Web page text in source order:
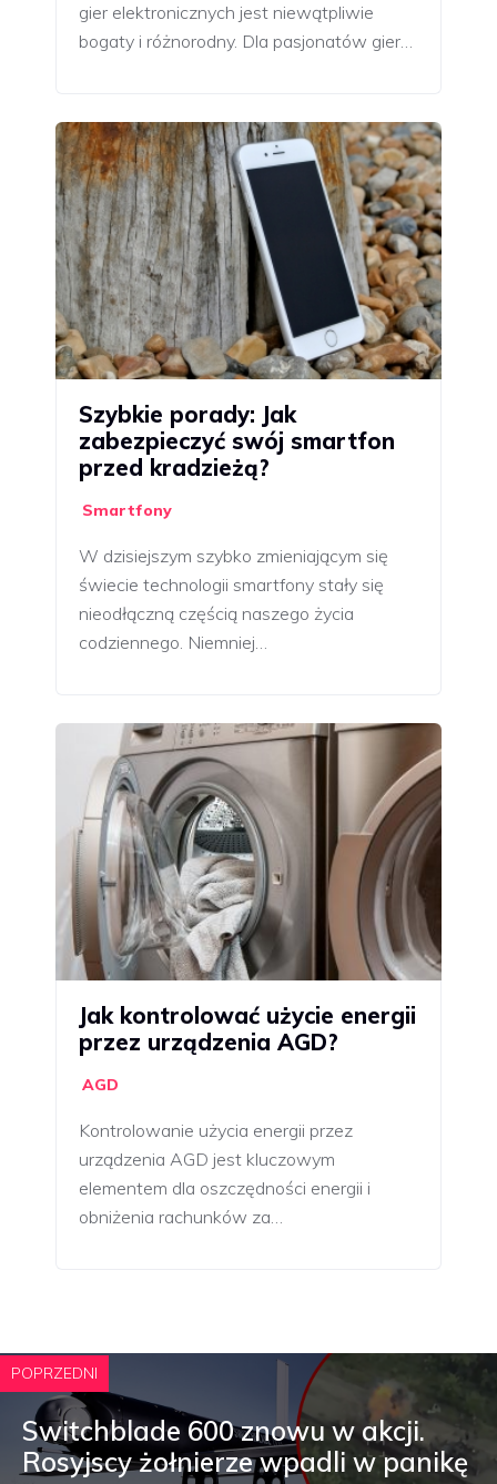
gier elektronicznych jest niewątpliwie
bogaty i różnorodny. Dla pasjonatów gier…
Szybkie porady: Jak
zabezpieczyć swój smartfon
przed kradzieżą?
Smartfony
W dzisiejszym szybko zmieniającym się
świecie technologii smartfony stały się
nieodłączną częścią naszego życia
codziennego. Niemniej…
Jak kontrolować użycie energii
przez urządzenia AGD?
AGD
Kontrolowanie użycia energii przez
urządzenia AGD jest kluczowym
elementem dla oszczędności energii i
obniżenia rachunków za…
POPRZEDNI
Switchblade 600 znowu w akcji.
Rosyjscy żołnierze wpadli w panikę